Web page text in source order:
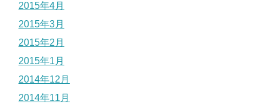
2015年4月
2015年3月
2015年2月
2015年1月
2014年12月
2014年11月